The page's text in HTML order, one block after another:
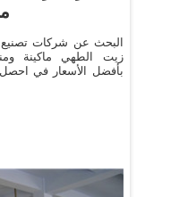
البحث عن شركات
زيت الطهي ماكينة
بأفضل الأسعار في